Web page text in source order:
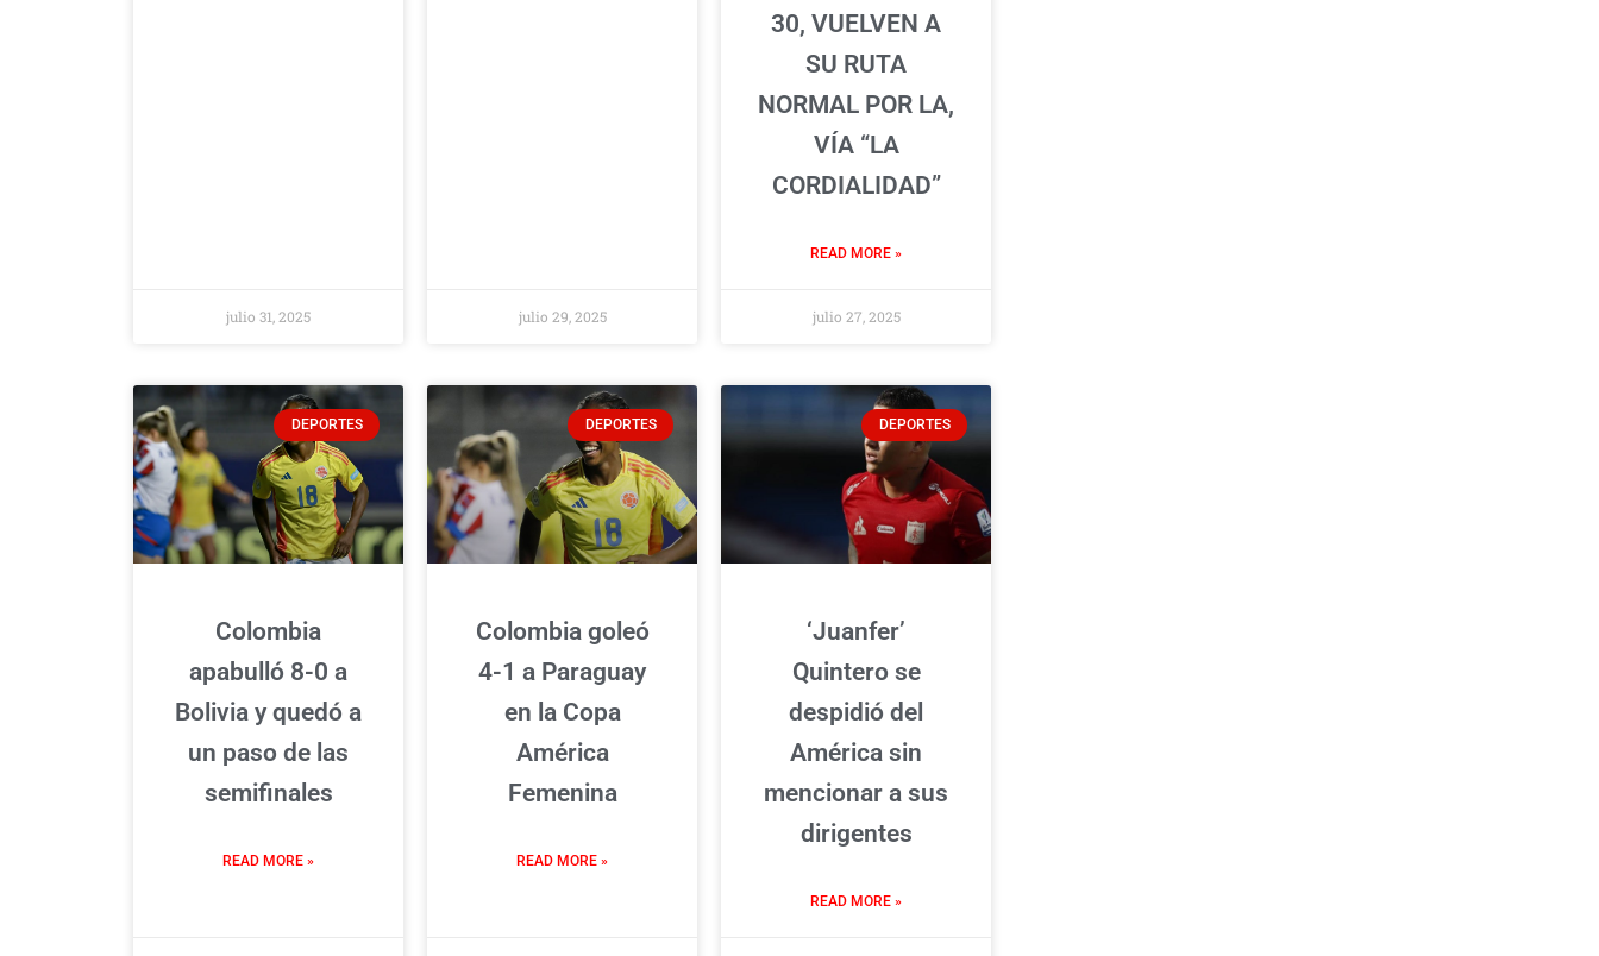
julio 31, 2025 julio 29, 2025
30, VUELVEN A
SU RUTA
NORMAL POR LA,
VÍA “LA
CORDIALIDAD”
READ MORE »
julio 27, 2025
DEPORTES
Colombia
apabulló 8-0 a
Bolivia y quedó a
un paso de las
semifinales
READ MORE »
DEPORTES
Colombia goleó
4-1 a Paraguay
en la Copa
América
Femenina
READ MORE »
DEPORTES
‘Juanfer’
Quintero se
despidió del
América sin
mencionar a sus
dirigentes
READ MORE »